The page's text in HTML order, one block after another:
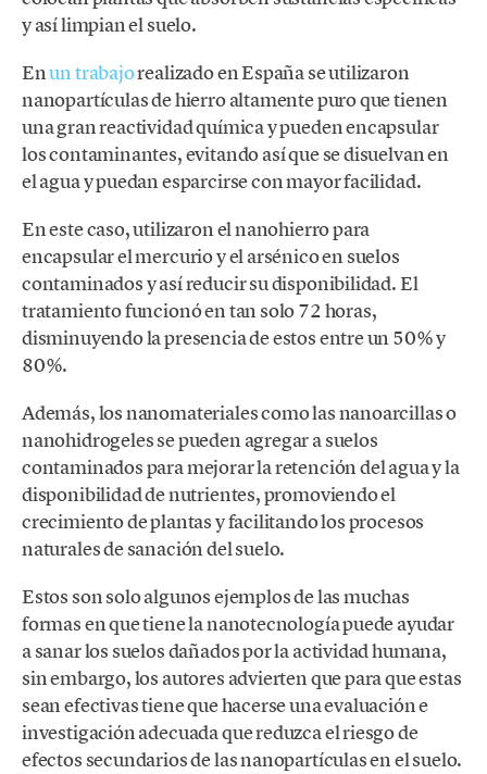
y así limpian el suelo.
Enun trabajorealizado en España se utilizaron
nanopartículas de hierro altamente puro que tienen
una gran reactividad química y pueden encapsular
los contaminantes, evitando así que se disuelvan en
el agua y puedan esparcirse con mayor facilidad.
En este caso, utilizaron el nanohierro para
encapsular el mercurio y el arsénico en suelos
contaminados y así reducir su disponibilidad. El
tratamiento funcionó en tan solo 72 horas,
disminuyendo la presencia de estos entre un 50% y
80%.
Además, los nanomateriales como las nanoarcillas o
nanohidrogeles se pueden agregar a suelos
contaminados para mejorar la retención del agua y la
disponibilidad de nutrientes, promoviendo el
crecimiento de plantas y facilitando los procesos
naturales de sanación del suelo.
Estos son solo algunos ejemplos de las muchas
formas en que tiene la nanotecnología puede ayudar
a sanar los suelos dañados por la actividad humana,
sin embargo, los autores advierten que para que estas
sean efectivas tiene que hacerse una evaluación e
investigación adecuada que reduzca el riesgo de
efectos secundarios de las nanopartículas en el suelo.